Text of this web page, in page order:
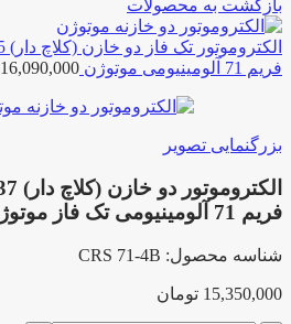
بازگشت به محصولات
فریم 71 آلومینیومی موتوژن
16,090,000
بزرگنمایی تصویر
فریم 71 آلومینیومی تک فاز موتوژن
شناسه محصول: CRS 71-4B
15,350,000 تومان